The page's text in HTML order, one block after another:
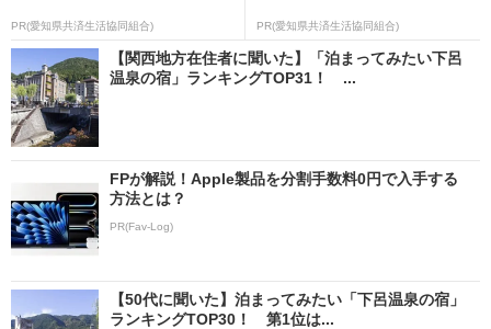
PR(愛知県共済生活協同組合) PR(愛知県共済生活協同組合)
【関西地方在住者に聞いた】「泊まってみたい下呂
温泉の宿」ランキングTOP31！ ...
FPが解説！Apple製品を分割手数料0円で入手する
方法とは？
PR(Fav-Log)
【50代に聞いた】泊まってみたい「下呂温泉の宿」
ランキングTOP30！ 第1位は...